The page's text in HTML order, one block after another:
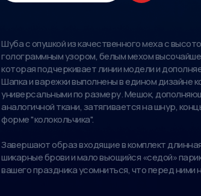
Шуба с опушкой из качественного меха с
голограммным узором, белым мехом
которая подчеркивает линии модели и
Шапка и варежки выполнены в едином дизайне
универсальными по размеру. Мешок,
аналогичной ткани, затягивается на шнур,
форме "колокольчика".
Завершают образ входящие в комплект
шикарные брови и мало вьющийся «седой»
вашего праздника усомниться, что перед